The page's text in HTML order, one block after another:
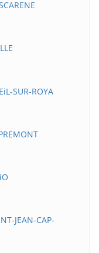
SUR-ROYA
JEAN-CAP-